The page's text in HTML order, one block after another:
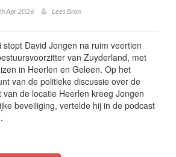
Apr 2026 Lees Bron
stopt David Jongen na ruim veertien
van Zuyderland, met
in Heerlen en Geleen. Op het
van de politieke discussie over de
van de locatie Heerlen kreeg Jongen
beveiliging, vertelde hij in de podcast